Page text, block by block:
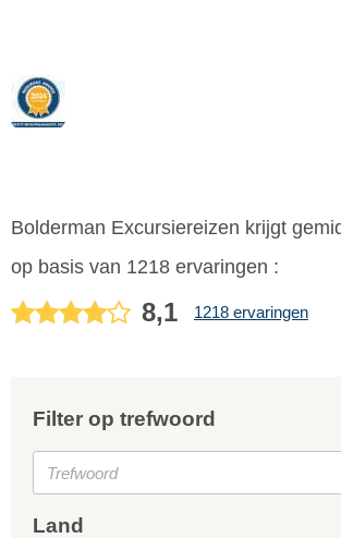
Bolderman Excursiereizen krijgt
op basis van 1218 ervaringen :
8,1 1218 ervaringen
Filter op trefwoord
Land